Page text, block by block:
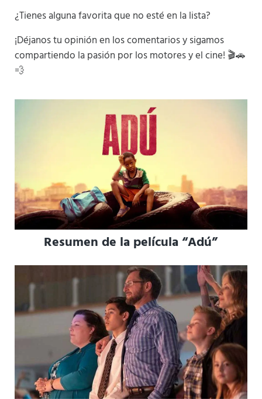
¿Tienes alguna favorita que no esté en la lista?
¡Déjanos tu opinión en los comentarios y sigamos
compartiendo la pasión por los motores y el cine! 🎬🚗
💨
Resumen de la película “Adú”